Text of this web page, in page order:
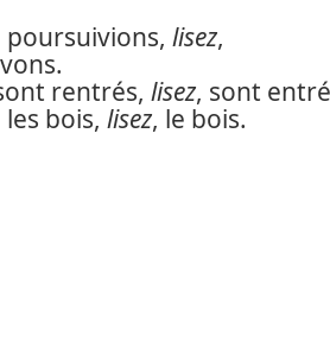
poursuivions, lisez,
rentrés, lisez, sont
les bois, lisez, le bois.